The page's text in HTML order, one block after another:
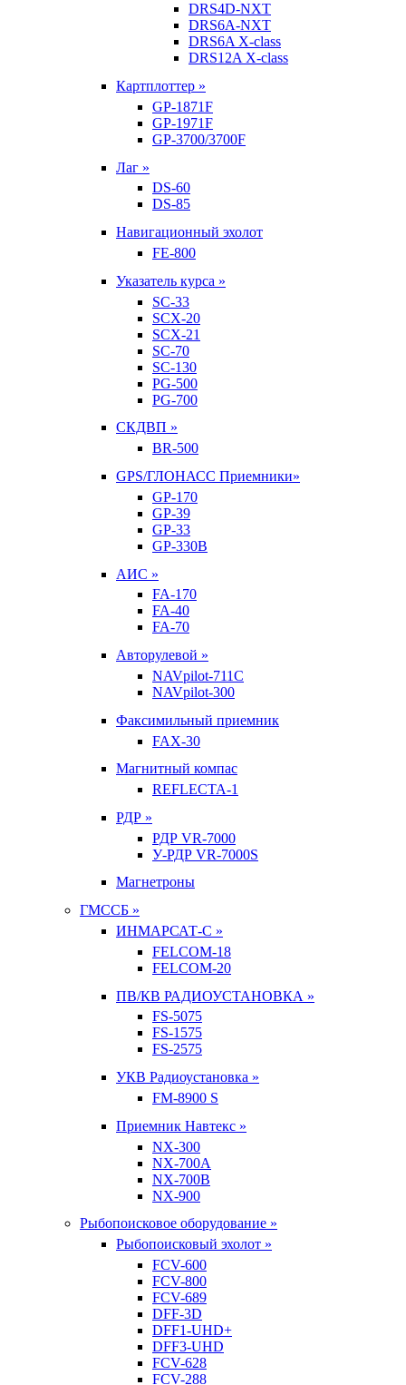
DRS4D-NXT
DRS6A-NXT
DRS6A X-class
DRS12A X-class
Картплоттер »
GP-1871F
GP-1971F
GP-3700/3700F
Лаг »
DS-60
DS-85
Навигационный эхолот
FE-800
Указатель курса »
SC-33
SCX-20
SCX-21
SC-70
SC-130
PG-500
PG-700
СКДВП »
BR-500
GPS/ГЛОНАСС Приемники»
GP-170
GP-39
GP-33
GP-330B
АИС »
FA-170
FA-40
FA-70
Авторулевой »
NAVpilot-711С
NAVpilot-300
Факсимильный приемник
FAX-30
Магнитный компас
REFLECTA-1
РДР »
РДР VR-7000
У-РДР VR-7000S
Магнетроны
ГМССБ »
ИНМАРСАТ-С »
FELCOM-18
FELCOM-20
ПВ/КВ РАДИОУСТАНОВКА »
FS-5075
FS-1575
FS-2575
УКВ Радиоустановка »
FM-8900 S
Приемник Навтекс »
NX-300
NX-700A
NX-700B
NX-900
Рыбопоисковое оборудование »
Рыбопоисковый эхолот »
FCV-600
FCV-800
FCV-689
DFF-3D
DFF1-UHD+
DFF3-UHD
FCV-628
FCV-288